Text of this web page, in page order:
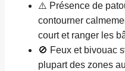
⚠️ Présence de
contourner
court et ranger les
🚫 Feux et bivouac
plupart des zones